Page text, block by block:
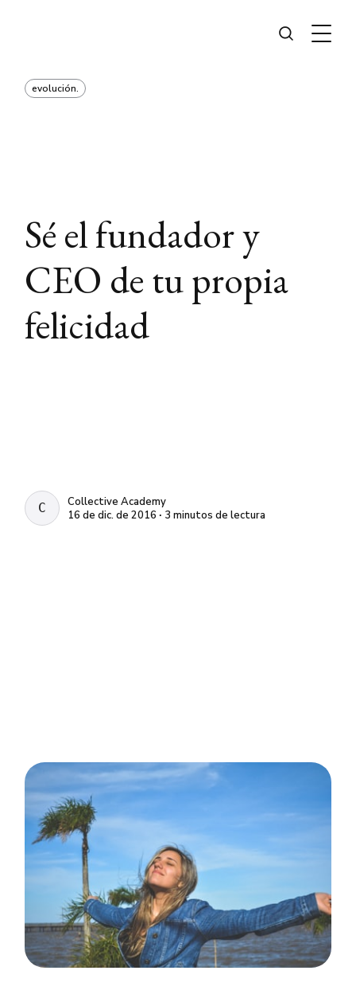
evolución.
Sé el fundador y
CEO de tu propia
felicidad
COLLECTIVE ACADEMY
Collective Academy
16 de dic. de 2016 ∙ 3 minutos de lectura